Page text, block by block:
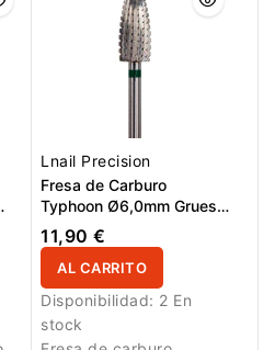
profesionales de
Lnail Precision
Fresa de Carburo
Typhoon Ø6,0mm Gruesa
Corte Longitudinal LT
14,5mm
11,90 €
AL CARRITO
Disponibilidad: 2 En
stock